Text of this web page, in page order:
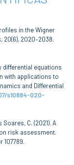
in the Wigner
2020–2038.
differential equations
with applications to
and Differential
s10884-020-
Soares, C. (2021). A
risk assessment.
107789.